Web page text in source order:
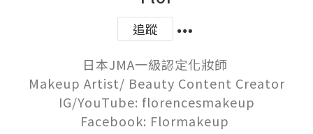
追蹤
日本JMA一級認定化妝師
Makeup Artist/ Beauty Content Creator
IG/YouTube: florencesmakeup
Facebook: Flormakeup